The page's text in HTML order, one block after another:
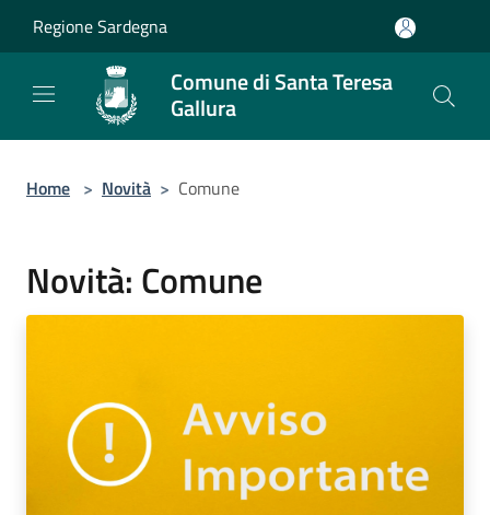
Regione Sardegna
Comune di Santa Teresa
Gallura
Home > Novità > Comune
Novità: Comune